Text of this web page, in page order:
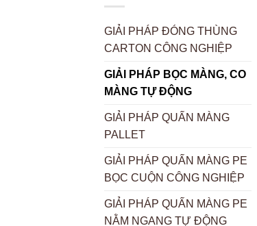
GIẢI PHÁP ĐÓNG THÙNG
CARTON CÔNG NGHIỆP
GIẢI PHÁP BỌC MÀNG, CO
MÀNG TỰ ĐỘNG
GIẢI PHÁP QUẤN MÀNG
PALLET
GIẢI PHÁP QUẤN MÀNG PE
BỌC CUỘN CÔNG NGHIỆP
GIẢI PHÁP QUẤN MÀNG PE
NẰM NGANG TỰ ĐỘNG